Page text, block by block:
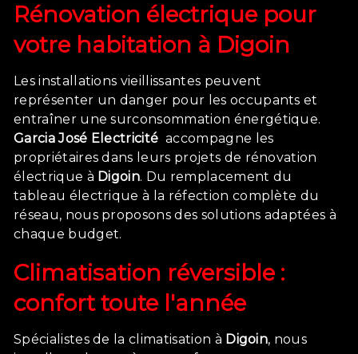
Rénovation électrique pour
votre habitation à Digoin
Les installations vieillissantes peuvent
représenter un danger pour les occupants et
entraîner une surconsommation énergétique.
Garcia José Electricité accompagne les
propriétaires dans leurs projets de rénovation
électrique à Digoin. Du remplacement du
tableau électrique à la réfection complète du
réseau, nous proposons des solutions adaptées à
chaque budget.
Climatisation réversible :
confort toute l'année
Spécialistes de la climatisation à Digoin, nous